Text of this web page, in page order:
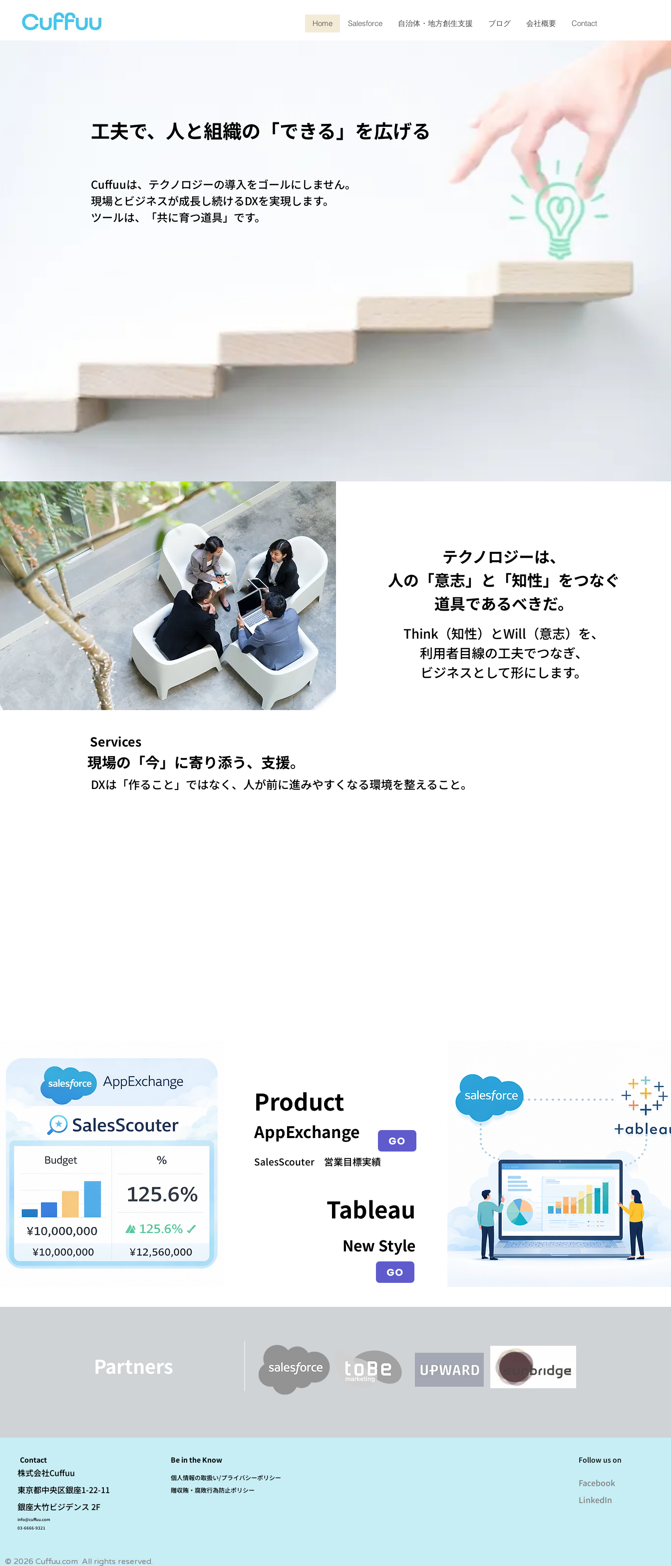
Home Salesforce 自治体・地方創生支援 ブログ 会社概要 Contact
工夫で、人と組織の「できる」を広げる
Cuffuuは、テクノロジーの導入をゴールにしません。
現場とビジネスが成長し続けるDXを実現します。
ツールは、「共に育つ道具」です。
テクノロジーは、
人の「意志」と「知性」をつなぐ
道具であるべきだ。
Think（知性）とWill（意志）を、
利用者目線の工夫でつなぎ、
ビジネスとして形にします。
Services
現場の「今」に寄り添う、支援​。
DXは「作ること」ではなく、人が前に進みやすくなる環境を整えること。
Product
AppExchange
SalesScouter 営業目標実績
GO
Tableau
New Style
GO
Partners
Contact
​株式会社Cuffuu
東京都中央区銀座1-22-11
銀座大竹ビジデンス 2F
info@cuffuu.com
03-6666-9321
Be in the Know
個人情報の取扱い/プライバシーポリシー
贈収賄・腐敗行為防止ポリシー
Follow us on
Facebook
LinkedIn
© 2026 Cuffuu.com All rights reserved.